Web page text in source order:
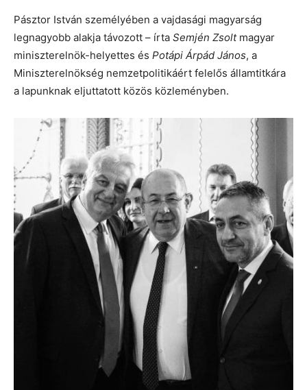
Pásztor István személyében a vajdasági magyarság
legnagyobb alakja távozott – írta Semjén Zsoltmagyar
miniszterelnök-helyettes és Potápi Árpád János, a
Miniszterelnökség nemzetpolitikáért felelős államtitkára
a lapunknak eljuttatott közös közleményben.